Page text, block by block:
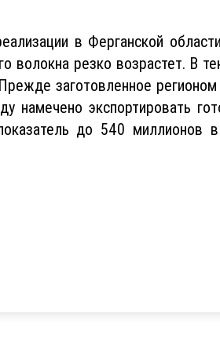
в Ферганской
волокна резко возрастет. В
заготовленное
намечено экспортировать
до 540